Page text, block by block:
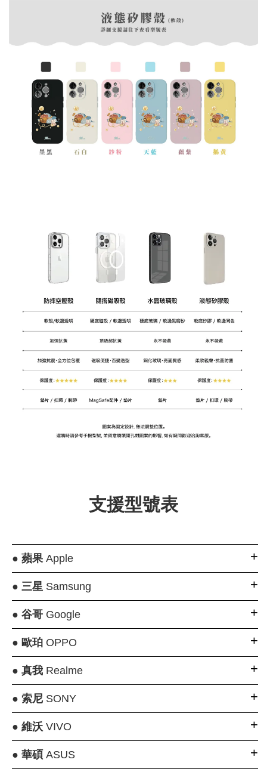
支援型號表
● 蘋果Apple
● 三星 Samsung
● 谷哥Google
● 歐珀OPPO
● 真我Realme
● 索尼SONY
● 維沃VIVO
● 華碩ASUS